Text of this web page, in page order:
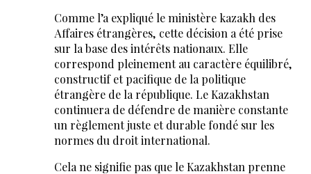
Comme l’a expliqué le ministère kazakh des
Affaires étrangères, cette décision a été prise
sur la base des intérêts nationaux. Elle
correspond pleinement au caractère équilibré,
constructif et pacifique de la politique
étrangère de la république. Le Kazakhstan
continuera de défendre de manière constante
un règlement juste et durable fondé sur les
normes du droit international.
Cela ne signifie pas que le Kazakhstan prenne